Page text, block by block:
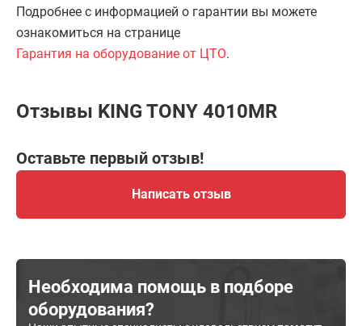
Подробнее с информацией о гарантии вы можете
ознакомиться на странице
Гарантия на оборудование от ЦТО.
Отзывы KING TONY 4010MR
Оставьте первый отзыв!
Написать отзыв
Необходима помощь в подборе
оборудования?